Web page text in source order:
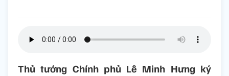
Thủ tướng Chính phủ Lê Minh Hưng ký